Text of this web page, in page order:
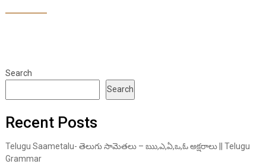
Search
Search
Recent Posts
Telugu Saametalu- తెలుగు సామెతలు – ఋ,ఎ,ఏ,ఒ,ఓ అక్షరాలు || Telugu
Grammar